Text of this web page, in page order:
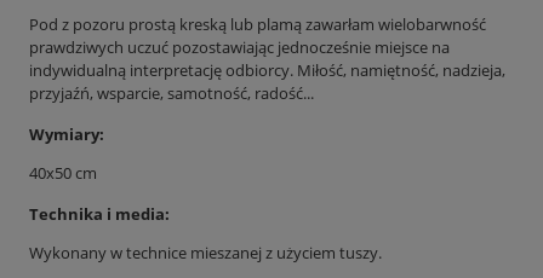
Pod z pozoru prostą kreską lub plamą zawarłam wielobarwność
prawdziwych uczuć pozostawiając jednocześnie miejsce na
indywidualną interpretację odbiorcy. Miłość, namiętność, nadzieja,
przyjaźń, wsparcie, samotność, radość...
Wymiary:
40x50 cm
Technika i media:
Wykonany w technice mieszanej z użyciem tuszy.